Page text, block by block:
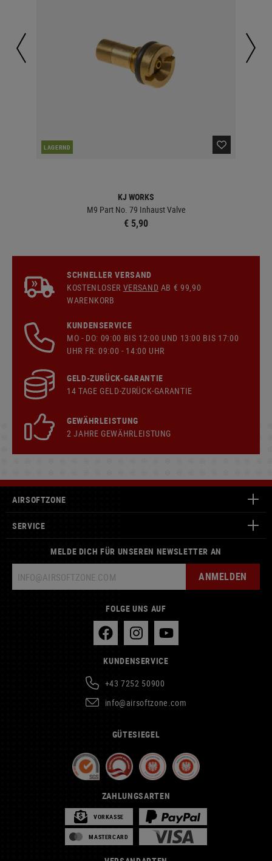
LAGERND
KJ WORKS
M9 Part No. 79 Inhaust Valve
€ 5,90
SCHNELLER VERSAND
KOSTENLOSER VERSAND AB € 99,90
WARENKORB
KUNDENSERVICE
MO - DO: 09:00 BIS 12:00 UND 13:00 BIS 17:00
UHR FR: 09:00 - 14:00 UHR
GELD-ZURÜCK-GARANTIE
14 TAGE GELD-ZURÜCK-GARANTIE
GEWÄHRLEISTUNG
2 JAHRE GEWÄHRLEISTUNG
AIRSOFTZONE
SERVICE
MELDE DICH FÜR UNSEREN NEWSLETTER AN
ANMELDEN
FOLGE UNS AUF
KUNDENSERVICE
+43 7252 50900
info@airsoftzone.com
GÜTESIEGEL
ZAHLUNGSARTEN
VORKASSE
MASTERCARD